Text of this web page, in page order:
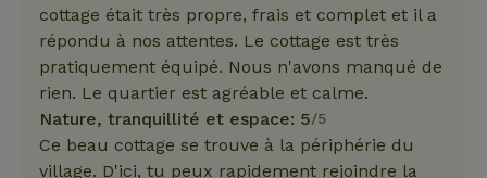
cottage était très propre, frais et complet et il a
répondu à nos attentes. Le cottage est très
pratiquement équipé. Nous n'avons manqué de
rien. Le quartier est agréable et calme.
Nature, tranquillité et espace: 5/5
Ce beau cottage se trouve à la périphérie du
village. D'ici, tu peux rapidement rejoindre la